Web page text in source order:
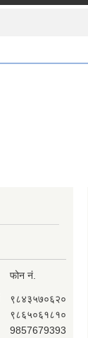
फोन नं.
९८४३५७०६२०
९८६५०६१८१०
9857679393